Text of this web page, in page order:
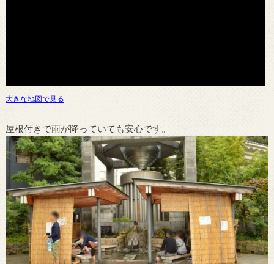
大きな地図で見る
屋根付きで雨が降っていても安心です。